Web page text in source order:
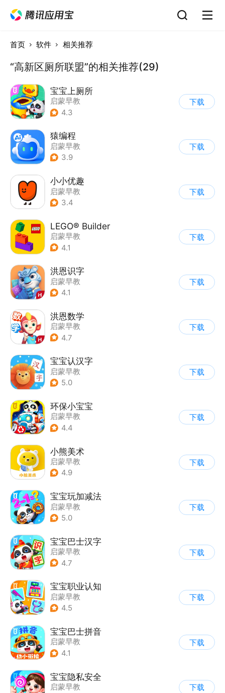
首页 软件 相关推荐
“高新区厕所联盟”的相关推荐(29)
宝宝上厕所
启蒙早教
4.3
下载
猿编程
启蒙早教
3.9
下载
小小优趣
启蒙早教
3.4
下载
LEGO® Builder
启蒙早教
4.1
下载
洪恩识字
启蒙早教
4.1
下载
洪恩数学
启蒙早教
4.7
下载
宝宝认汉字
启蒙早教
5.0
下载
环保小宝宝
启蒙早教
4.4
下载
小熊美术
启蒙早教
4.9
下载
宝宝玩加减法
启蒙早教
5.0
下载
宝宝巴士汉字
启蒙早教
4.7
下载
宝宝职业认知
启蒙早教
4.5
下载
宝宝巴士拼音
启蒙早教
4.1
下载
宝宝隐私安全
启蒙早教
下载